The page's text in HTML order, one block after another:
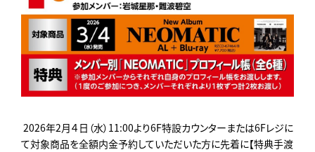
2026年2月４日（水）11:00より6F特設カウンターまたは6Fレジに
て対象商品を全額内金予約していただいた方に先着に【特典手渡